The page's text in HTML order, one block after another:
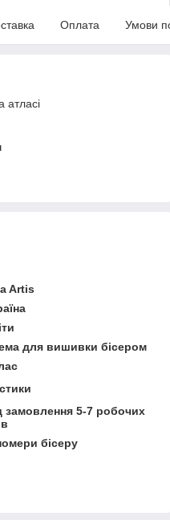
Оплата Умови
атласі
Artis
для вишивки бісером
замовлення 5-7 робочих
бісеру